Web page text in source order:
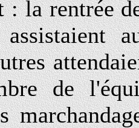
: la rentrée
de